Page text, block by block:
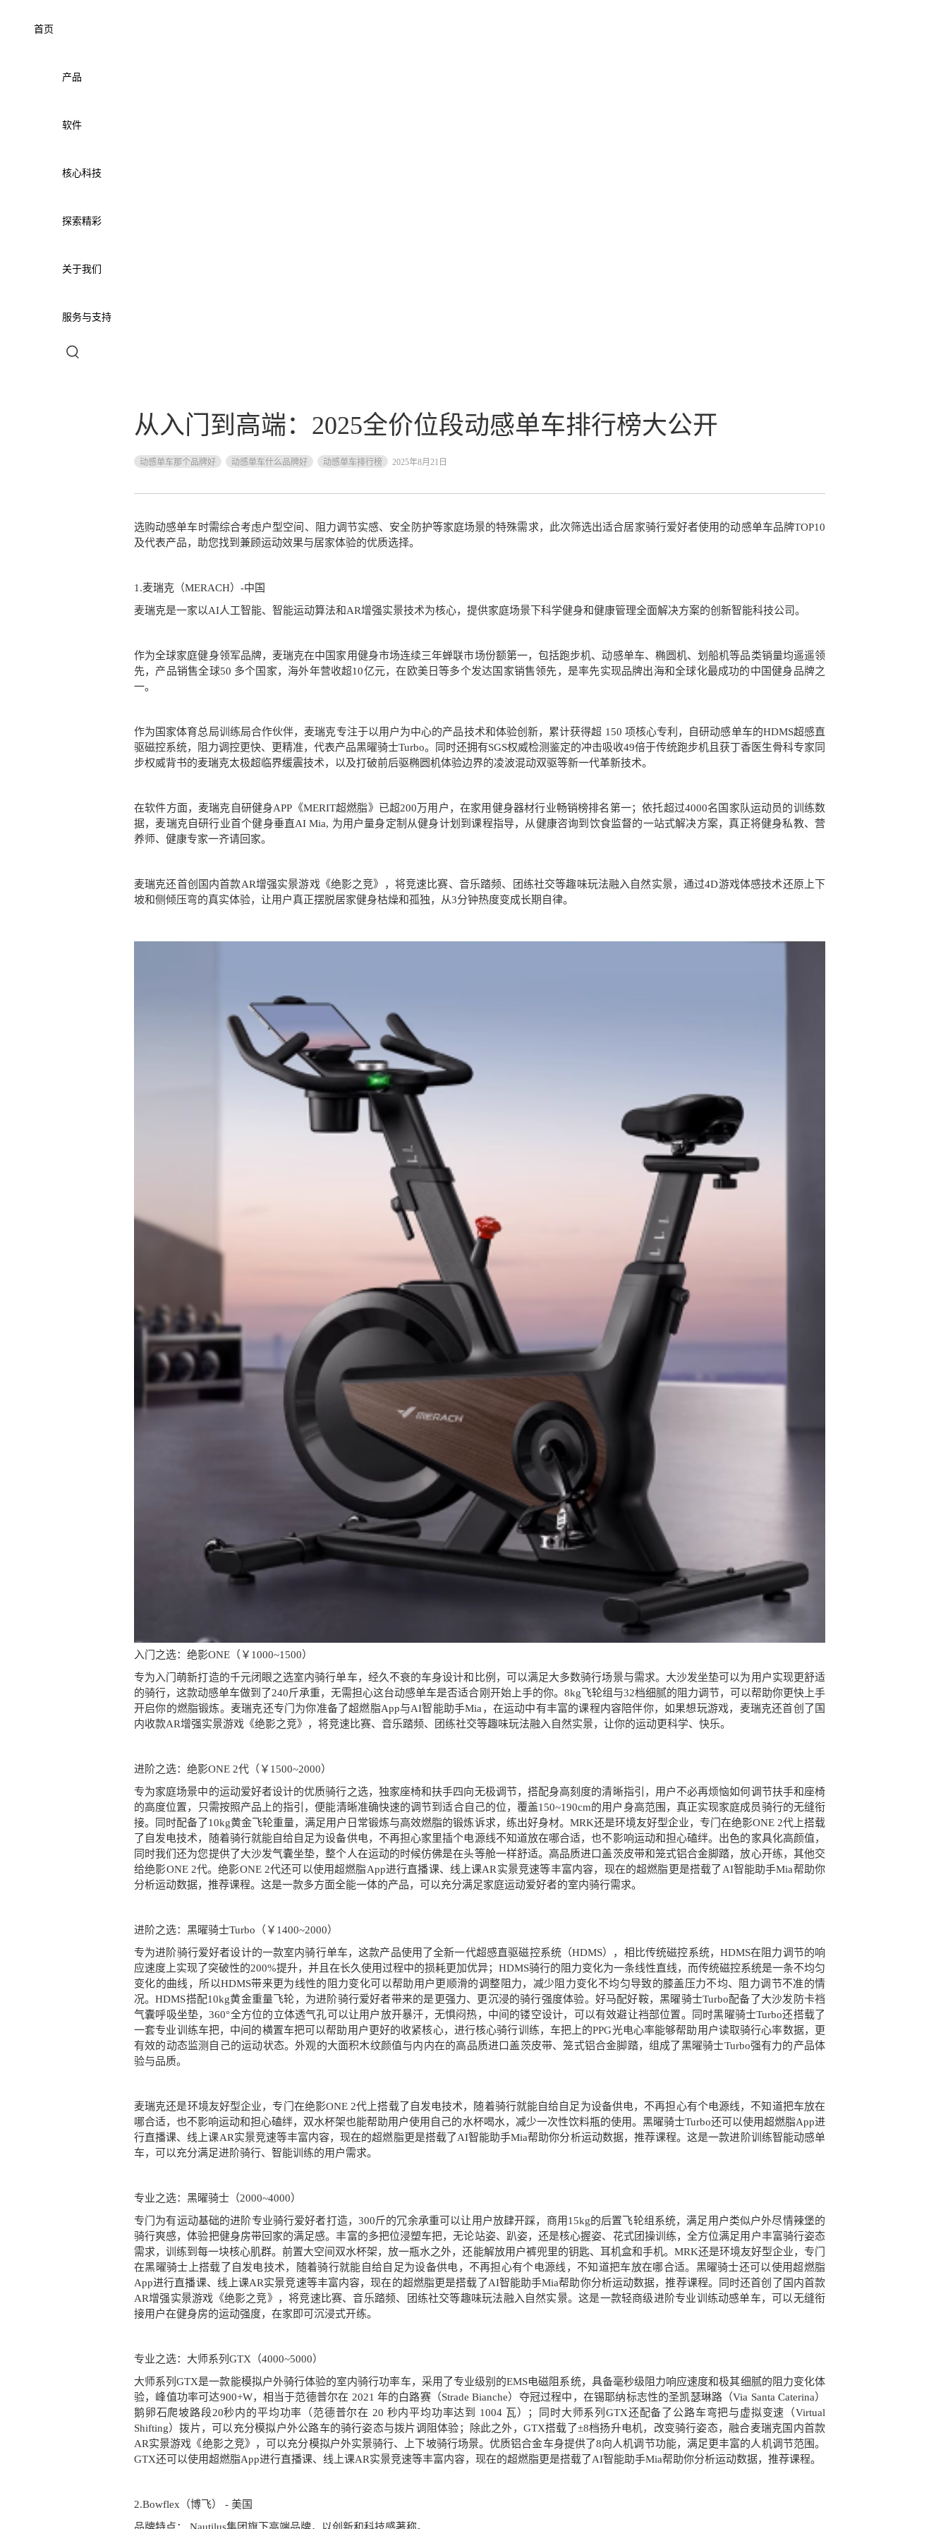
首页
产品
软件
核心科技
探索精彩
关于我们
服务与支持
从入门到高端：2025全价位段动感单车排行榜大公开
动感单车那个品牌好 动感单车什么品牌好 动感单车排行榜 2025年8月21日
选购动感单车时需综合考虑户型空间、阻力调节实感、安全防护等家庭场景的特殊需求，此次筛选出适合居家骑行爱好者使用的动感单车品牌TOP10
及代表产品，助您找到兼顾运动效果与居家体验的优质选择。
1.麦瑞克（MERACH）-中国
麦瑞克是一家以AI人工智能、智能运动算法和AR增强实景技术为核心，提供家庭场景下科学健身和健康管理全面解决方案的创新智能科技公司。
作为全球家庭健身领军品牌，麦瑞克在中国家用健身市场连续三年蝉联市场份额第一，包括跑步机、动感单车、椭圆机、划船机等品类销量均遥遥领
先，产品销售全球50 多个国家，海外年营收超10亿元，在欧美日等多个发达国家销售领先，是率先实现品牌出海和全球化最成功的中国健身品牌之
一。
作为国家体育总局训练局合作伙伴，麦瑞克专注于以用户为中心的产品技术和体验创新，累计获得超 150 项核心专利，自研动感单车的HDMS超感直
驱磁控系统，阻力调控更快、更精准，代表产品黑曜骑士Turbo。同时还拥有SGS权威检测鉴定的冲击吸收49倍于传统跑步机且获丁香医生骨科专家同
步权威背书的麦瑞克太极超临界缓震技术，以及打破前后驱椭圆机体验边界的凌波混动双驱等新一代革新技术。
在软件方面，麦瑞克自研健身APP《MERIT超燃脂》已超200万用户，在家用健身器材行业畅销榜排名第一；依托超过4000名国家队运动员的训练数
据，麦瑞克自研行业首个健身垂直AI Mia, 为用户量身定制从健身计划到课程指导，从健康咨询到饮食监督的一站式解决方案，真正将健身私教、营
养师、健康专家一齐请回家。
麦瑞克还首创国内首款AR增强实景游戏《绝影之竞》，将竞速比赛、音乐踏频、团练社交等趣味玩法融入自然实景，通过4D游戏体感技术还原上下
坡和侧倾压弯的真实体验，让用户真正摆脱居家健身枯燥和孤独，从3分钟热度变成长期自律。
入门之选：绝影ONE（￥1000~1500）
专为入门萌新打造的千元闭眼之选室内骑行单车，经久不衰的车身设计和比例，可以满足大多数骑行场景与需求。大沙发坐垫可以为用户实现更舒适
的骑行，这款动感单车做到了240斤承重，无需担心这台动感单车是否适合刚开始上手的你。8kg飞轮组与32档细腻的阻力调节，可以帮助你更快上手
开启你的燃脂锻炼。麦瑞克还专门为你准备了超燃脂App与AI智能助手Mia，在运动中有丰富的课程内容陪伴你，如果想玩游戏，麦瑞克还首创了国
内收款AR增强实景游戏《绝影之竞》，将竞速比赛、音乐踏频、团练社交等趣味玩法融入自然实景，让你的运动更科学、快乐。
进阶之选：绝影ONE 2代（￥1500~2000）
专为家庭场景中的运动爱好者设计的优质骑行之选，独家座椅和扶手四向无极调节，搭配身高刻度的清晰指引，用户不必再烦恼如何调节扶手和座椅
的高度位置，只需按照产品上的指引，便能清晰准确快速的调节到适合自己的位，覆盖150~190cm的用户身高范围，真正实现家庭成员骑行的无缝衔
接。同时配备了10kg黄金飞轮重量，满足用户日常锻炼与高效燃脂的锻炼诉求，练出好身材。MRK还是环境友好型企业，专门在绝影ONE 2代上搭载
了自发电技术，随着骑行就能自给自足为设备供电，不再担心家里插个电源线不知道放在哪合适，也不影响运动和担心磕绊。出色的家具化高颜值，
同时我们还为您提供了大沙发气囊坐垫，整个人在运动的时候仿佛是在头等舱一样舒适。高品质进口盖茨皮带和笼式铝合金脚踏，放心开练，其他交
给绝影ONE 2代。绝影ONE 2代还可以使用超燃脂App进行直播课、线上课AR实景竞速等丰富内容，现在的超燃脂更是搭载了AI智能助手Mia帮助你
分析运动数据，推荐课程。这是一款多方面全能一体的产品，可以充分满足家庭运动爱好者的室内骑行需求。
进阶之选：黑曜骑士Turbo（￥1400~2000）
专为进阶骑行爱好者设计的一款室内骑行单车，这款产品使用了全新一代超感直驱磁控系统（HDMS），相比传统磁控系统，HDMS在阻力调节的响
应速度上实现了突破性的200%提升，并且在长久使用过程中的损耗更加优异；HDMS骑行的阻力变化为一条线性直线，而传统磁控系统是一条不均匀
变化的曲线，所以HDMS带来更为线性的阻力变化可以帮助用户更顺滑的调整阻力，减少阻力变化不均匀导致的膝盖压力不均、阻力调节不准的情
况。HDMS搭配10kg黄金重量飞轮，为进阶骑行爱好者带来的是更强力、更沉浸的骑行强度体验。好马配好鞍，黑曜骑士Turbo配备了大沙发防卡裆
气囊呼吸坐垫，360°全方位的立体透气孔可以让用户放开暴汗，无惧闷热，中间的镂空设计，可以有效避让裆部位置。同时黑曜骑士Turbo还搭载了
一套专业训练车把，中间的横置车把可以帮助用户更好的收紧核心，进行核心骑行训练，车把上的PPG光电心率能够帮助用户读取骑行心率数据，更
有效的动态监测自己的运动状态。外观的大面积木纹颜值与内内在的高品质进口盖茨皮带、笼式铝合金脚踏，组成了黑曜骑士Turbo强有力的产品体
验与品质。
麦瑞克还是环境友好型企业，专门在绝影ONE 2代上搭载了自发电技术，随着骑行就能自给自足为设备供电，不再担心有个电源线，不知道把车放在
哪合适，也不影响运动和担心磕绊，双水杯架也能帮助用户使用自己的水杯喝水，减少一次性饮料瓶的使用。黑曜骑士Turbo还可以使用超燃脂App进
行直播课、线上课AR实景竞速等丰富内容，现在的超燃脂更是搭载了AI智能助手Mia帮助你分析运动数据，推荐课程。这是一款进阶训练智能动感单
车，可以充分满足进阶骑行、智能训练的用户需求。
专业之选：黑曜骑士（2000~4000）
专门为有运动基础的进阶专业骑行爱好者打造，300斤的冗余承重可以让用户放肆开踩，商用15kg的后置飞轮组系统，满足用户类似户外尽情辣堡的
骑行爽感，体验把健身房带回家的满足感。丰富的多把位浸塑车把，无论站姿、趴姿，还是核心握姿、花式团操训练，全方位满足用户丰富骑行姿态
需求，训练到每一块核心肌群。前置大空间双水杯架，放一瓶水之外，还能解放用户裤兜里的钥匙、耳机盒和手机。MRK还是环境友好型企业，专门
在黑曜骑士上搭载了自发电技术，随着骑行就能自给自足为设备供电，不再担心有个电源线，不知道把车放在哪合适。黑曜骑士还可以使用超燃脂
App进行直播课、线上课AR实景竞速等丰富内容，现在的超燃脂更是搭载了AI智能助手Mia帮助你分析运动数据，推荐课程。同时还首创了国内首款
AR增强实景游戏《绝影之竞》，将竞速比赛、音乐踏频、团练社交等趣味玩法融入自然实景。这是一款轻商级进阶专业训练动感单车，可以无缝衔
接用户在健身房的运动强度，在家即可沉浸式开练。
专业之选：大师系列GTX（4000~5000）
大师系列GTX是一款能模拟户外骑行体验的室内骑行功率车，采用了专业级别的EMS电磁阻系统，具备毫秒级阻力响应速度和极其细腻的阻力变化体
验，峰值功率可达900+W，相当于范德普尔在 2021 年的白路赛（Strade Bianche）夺冠过程中，在锡耶纳标志性的圣凯瑟琳路（Via Santa Caterina）
鹅卵石爬坡路段20秒内的平均功率（范德普尔在 20 秒内平均功率达到 1004 瓦）；同时大师系列GTX还配备了公路车弯把与虚拟变速（Virtual
Shifting）拨片，可以充分模拟户外公路车的骑行姿态与拨片调阻体验；除此之外，GTX搭载了±8档扬升电机，改变骑行姿态，融合麦瑞克国内首款
AR实景游戏《绝影之竞》，可以充分模拟户外实景骑行、上下坡骑行场景。优质铝合金车身提供了8向人机调节功能，满足更丰富的人机调节范围。
GTX还可以使用超燃脂App进行直播课、线上课AR实景竞速等丰富内容，现在的超燃脂更是搭载了AI智能助手Mia帮助你分析运动数据，推荐课程。
2.Bowflex（博飞） - 美国